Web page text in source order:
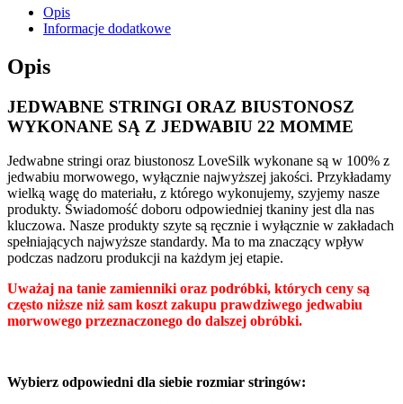
Biustonosz
Falbankami
Ecru
2
Gumki
GRATIS
Opis
Informacje dodatkowe
Opis
JEDWABNE STRINGI ORAZ BIUSTONOSZ
WYKONANE SĄ Z JEDWABIU 22 MOMME
Jedwabne stringi oraz biustonosz LoveSilk wykonane są w 100% z
jedwabiu morwowego, wyłącznie najwyższej jakości. Przykładamy
wielką wagę do materiału, z którego wykonujemy, szyjemy nasze
produkty. Świadomość doboru odpowiedniej tkaniny jest dla nas
kluczowa. Nasze produkty szyte są ręcznie i wyłącznie w zakładach
spełniających najwyższe standardy. Ma to ma znaczący wpływ
podczas nadzoru produkcji na każdym jej etapie.
Uważaj na tanie zamienniki oraz podróbki, których ceny są
często niższe niż sam koszt zakupu prawdziwego jedwabiu
morwowego przeznaczonego do dalszej obróbki.
Wybierz odpowiedni dla siebie rozmiar stringów: